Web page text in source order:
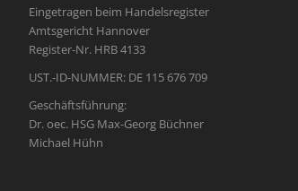
Eingetragen beim Handelsregister
Amtsgericht Hannover
Register-Nr. HRB 4133
UST.-ID-NUMMER: DE 115 676 709
Geschäftsführung:
Dr. oec. HSG Max-Georg Büchner
Michael Hühn